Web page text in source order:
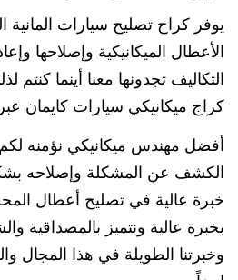
يوفر كراج تصليح سيارات
الأعطال الميكانيكية وإصلاحها
التكاليف تجدونها معنا أينما كنتم
كراج ميكانيكي سيارات كايمان
أفضل مهندس ميكانيكي نؤمنه
الكشف عن المشكلة وإصلاحه
خبرة عالية في تصليح أعطال
بخبرة عالية ونتميز بالمصداقية
وخبرتنا الطويلة في هذا المجال